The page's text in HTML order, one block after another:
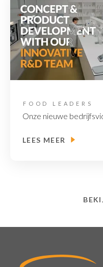
FOOD LEADERS
Onze nieuwe
LEES MEER